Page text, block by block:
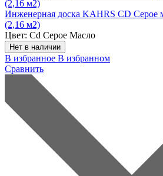
Инженерная доска KAHRS CD Серое
(2,16 м2)
Цвет: Cd Серое Масло
Нет в наличии
В избранное В избранном
Сравнить